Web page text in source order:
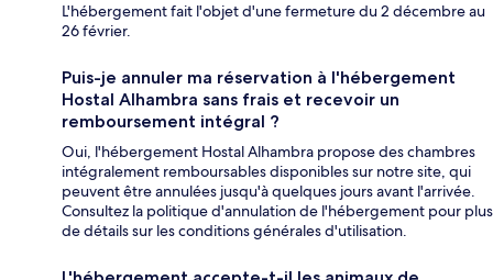
L'hébergement fait l'objet d'une fermeture du 2 décembre au
26 février.
Puis-je annuler ma réservation à l'hébergement
Hostal Alhambra sans frais et recevoir un
remboursement intégral ?
Oui, l'hébergement Hostal Alhambra propose des chambres
intégralement remboursables disponibles sur notre site, qui
peuvent être annulées jusqu'à quelques jours avant l'arrivée.
Consultez la politique d'annulation de l'hébergement pour plus
de détails sur les conditions générales d'utilisation.